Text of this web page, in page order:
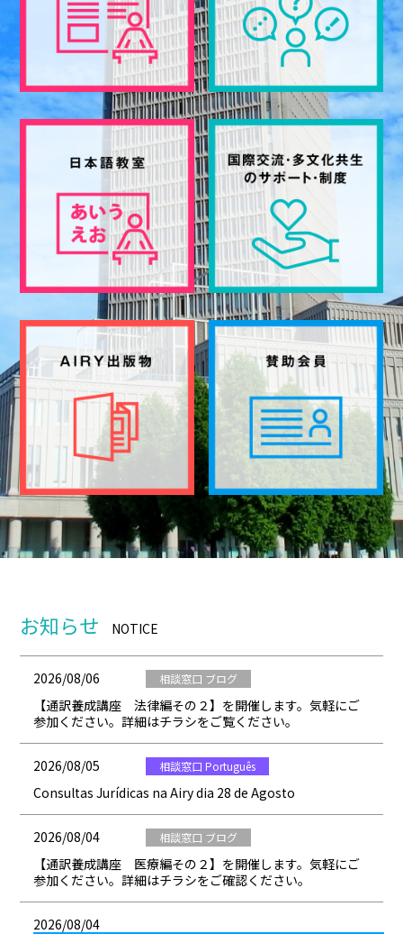
お知らせ NOTICE
2026/08/06 相談窓口 ブログ
【通訳養成講座 法律編その２】を開催します。気軽にご
参加ください。詳細はチラシをご覧ください。
2026/08/05 相談窓口 Português
Consultas Jurídicas na Airy dia 28 de Agosto
2026/08/04 相談窓口 ブログ
【通訳養成講座 医療編その２】を開催します。気軽にご
参加ください。詳細はチラシをご確認ください。
2026/08/04